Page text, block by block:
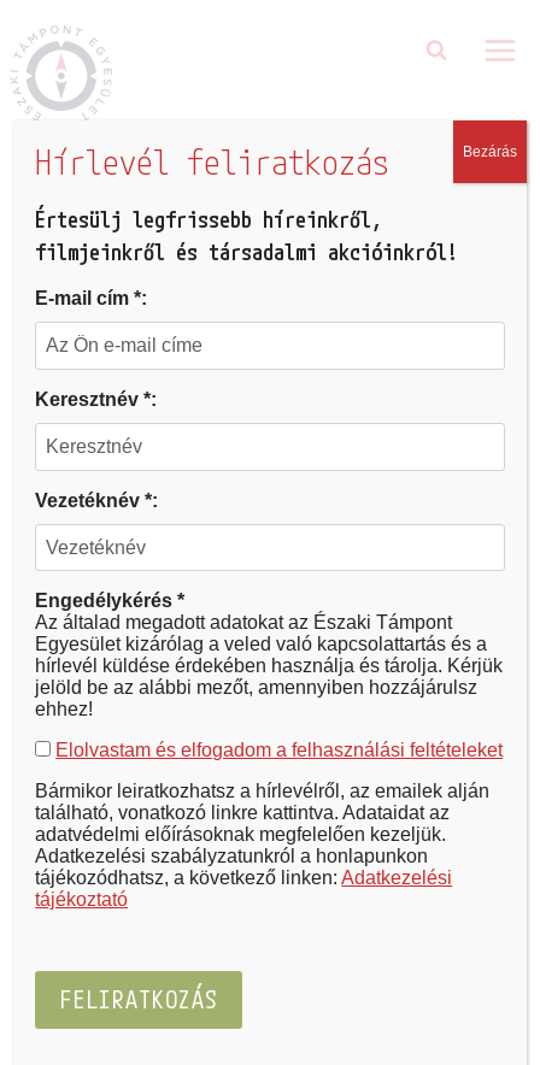
FILM| KIEMELT| TÖRTÉNETEINK
Széllel szemben
2022.01.08.
Léna és Lili egy 14 esztendős gyermekotthonban
élő öntörvényű egypetéjű ikerpár. Édesanyjukhoz a
kötődésük nagyon szoros, az ikrek szinte szüntelen
várják, hogy anyjuk meglátogassa őket és egy kis
Amikor azonban az édesanyjuk még az ikrek
születésnapján sem érkezik meg, a lányok kezdeti
haragja lassan kétségbeesésbe fordul át. Csak
egyetlen magyarázatra tudnak gondolni: az
ismeretlen bajból…
Hírlevél feliratkozás
Értesülj legfrissebb híreinkről,
filmjeinkről és társadalmi akcióinkról!
E-mail cím *:
Keresztnév *:
Vezetéknév *:
Engedélykérés *
Az általad megadott adatokat az Északi Támpont
Egyesület kizárólag a veled való kapcsolattartás és a
hírlevél küldése érdekében használja és tárolja. Kérjük
jelöld be az alábbi mezőt, amennyiben hozzájárulsz
ehhez!
Elolvastam és elfogadom a felhasználási feltételeket
Bármikor leiratkozhatsz a hírlevélről, az emailek alján
található, vonatkozó linkre kattintva. Adataidat az
adatvédelmi előírásoknak megfelelően kezeljük.
Adatkezelési szabályzatunkról a honlapunkon
tájékozódhatsz, a következő linken:Adatkezelési
tájékoztató
Bezárás